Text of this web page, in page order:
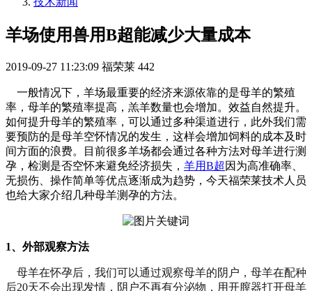
羊场使用兽用B超能减少大量成本
2019-09-27 11:23:09 福荣莱 442
一般情况下，羊场最重要的经济来源依靠的是母羊的繁殖
率，母羊的繁殖率提高，羔羊数量也会增加。效益自然提升。
如何提升母羊的繁殖率，可以通过多种渠道进行，此外我们需
要预防的是母羊空怀情况的发生，这样会增加饲料的成本及时
间方面的浪费。目前很多羊场都会通过各种方法对母羊进行测
孕，检测是否空怀来避免经济损失， 羊用B超 因为高准确率、
无损伤、操作简单等优点逐渐成为趋势，今天福荣莱技术人员
也给大家介绍几种母羊测孕的方法。
1、外部观察方法
母羊在怀孕后，我们可以通过观察母羊的阴户，母羊在配种
后20天不会出现发情，阴户不再有分泌物，用开膣器打开母羊